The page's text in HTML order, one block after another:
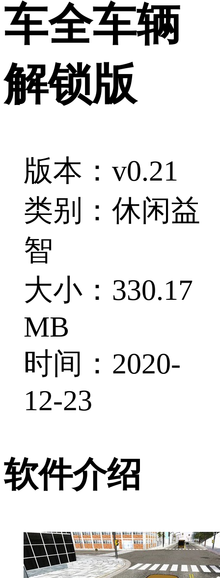
车全车辆
解锁版
版本：v0.21
类别：休闲益
智
大小：330.17
MB
时间：2020-
12-23
软件介绍